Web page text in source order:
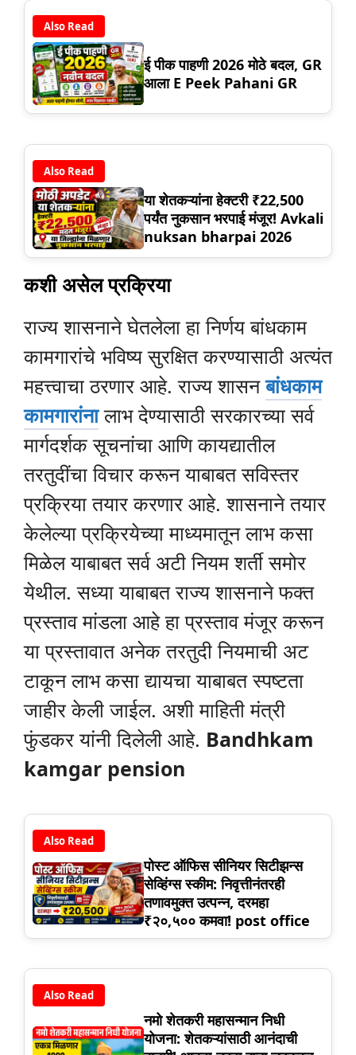
Also Read
ई पीक पाहणी 2026 मोठे बदल, GR
आला E Peek Pahani GR
Also Read
या शेतकऱ्यांना हेक्टरी ₹22,500
पर्यंत नुकसान भरपाई मंजूर! Avkali
nuksan bharpai 2026
कशी असेल प्रक्रिया
राज्य शासनाने घेतलेला हा निर्णय बांधकाम
कामगारांचे भविष्य सुरक्षित करण्यासाठी अत्यंत
महत्त्वाचा ठरणार आहे. राज्य शासनबांधकाम
कामगारांनालाभ देण्यासाठी सरकारच्या सर्व
मार्गदर्शक सूचनांचा आणि कायद्यातील
तरतुदींचा विचार करून याबाबत सविस्तर
प्रक्रिया तयार करणार आहे. शासनाने तयार
केलेल्या प्रक्रियेच्या माध्यमातून लाभ कसा
मिळेल याबाबत सर्व अटी नियम शर्ती समोर
येथील. सध्या याबाबत राज्य शासनाने फक्त
प्रस्ताव मांडला आहे हा प्रस्ताव मंजूर करून
या प्रस्तावात अनेक तरतुदी नियमाची अट
टाकून लाभ कसा द्यायचा याबाबत स्पष्टता
जाहीर केली जाईल. अशी माहिती मंत्री
फुंडकर यांनी दिलेली आहे. Bandhkam
kamgar pension
Also Read
पोस्ट ऑफिस सीनियर सिटीझन्स
सेव्हिंग्स स्कीम: निवृत्तीनंतरही
तणावमुक्त उत्पन्न, दरमहा
₹२०,५०० कमवा! post office
Also Read
नमो शेतकरी महासन्मान निधी
योजना: शेतकऱ्यांसाठी आनंदाची